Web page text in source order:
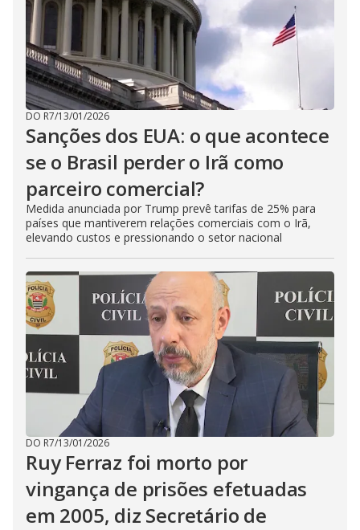
DO R7/13/01/2026
Sanções dos EUA: o que acontece
se o Brasil perder o Irã como
parceiro comercial?
Medida anunciada por Trump prevê tarifas de 25% para
países que mantiverem relações comerciais com o Irã,
elevando custos e pressionando o setor nacional
DO R7/13/01/2026
Ruy Ferraz foi morto por
vingança de prisões efetuadas
em 2005, diz Secretário de